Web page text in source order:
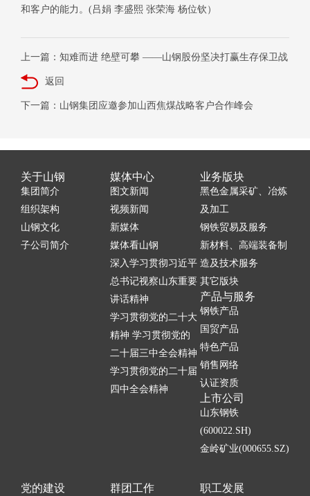
和客户的能力。 (吕娟 李盛熙 张荣海 杨位钦）
上一篇：知难而进 绝壁可攀 ——山钢股份坚决打赢生存保卫战
返回
下一篇：山钢集团应邀参加山西焦煤战略客户合作峰会
关于山钢
集团简介
组织架构
山钢文化
子公司简介
媒体中心
图文新闻
视频新闻
新媒体
媒体看山钢
深入学习贯彻习近平
总书记视察山东重要
讲话精神
学习贯彻党的二十大
精神 学习贯彻党的
二十届三中全会精神
学习贯彻党的二十届
四中全会精神
业务版块
黑色金属采矿、冶炼
及加工
钢铁贸易及服务
新材料、高端装备制
造及技术服务
其它版块
产品与服务
钢铁产品
国贸产品
特色产品
销售网络
认证资质
上市公司
山东钢铁
(600022.SH)
金岭矿业(000655.SZ)
党的建设 群团工作 职工发展